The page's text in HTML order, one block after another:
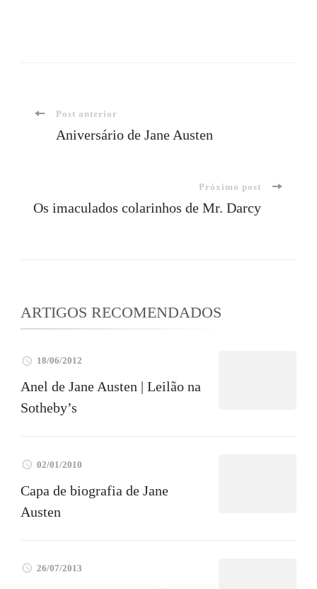
Navegação
post
Post anterior
Aniversário de Jane Austen
Próximo post
Os imaculados colarinhos de Mr. Darcy
ARTIGOS RECOMENDADOS
18/06/2012
Anel de Jane Austen | Leilão na
Sotheby’s
02/01/2010
Capa de biografia de Jane
Austen
26/07/2013